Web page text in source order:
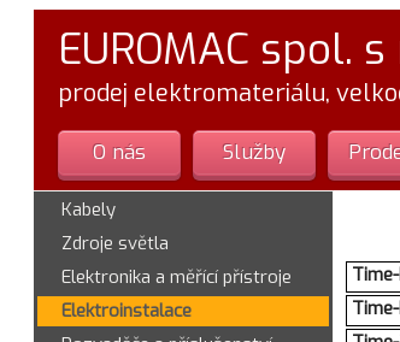
EUROMAC spol. s
prodej elektromateriálu,
O nás Služby
Kabely
Zdroje světla
Elektronika a měřící přístroje
Elektroinstalace